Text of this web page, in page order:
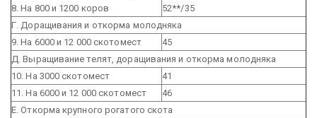
8. На 800 и 1200 коров
52**/35
Г. Доращивания и откорма молодняка
9. На 6000 и 12 000 скотомест
45
Д. Выращивание телят, доращивания и откорма молодняка
10. На 3000 скотомест
41
11. На 6000 и 12 000 скотомест
46
Е. Откорма крупного рогатого скота